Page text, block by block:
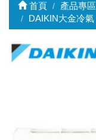
首頁 產品專區
DAIKIN大金冷氣